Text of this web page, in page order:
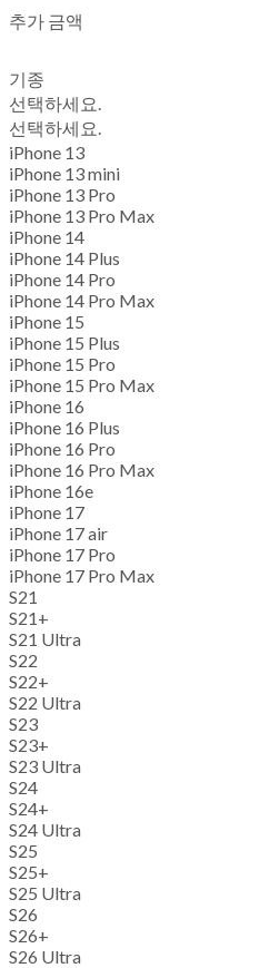
추가 금액
기종
선택하세요.
선택하세요.
iPhone 13
iPhone 13 mini
iPhone 13 Pro
iPhone 13 Pro Max
iPhone 14
iPhone 14 Plus
iPhone 14 Pro
iPhone 14 Pro Max
iPhone 15
iPhone 15 Plus
iPhone 15 Pro
iPhone 15 Pro Max
iPhone 16
iPhone 16 Plus
iPhone 16 Pro
iPhone 16 Pro Max
iPhone 16e
iPhone 17
iPhone 17 air
iPhone 17 Pro
iPhone 17 Pro Max
S21
S21+
S21 Ultra
S22
S22+
S22 Ultra
S23
S23+
S23 Ultra
S24
S24+
S24 Ultra
S25
S25+
S25 Ultra
S26
S26+
S26 Ultra